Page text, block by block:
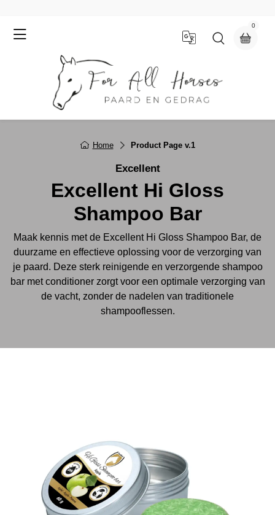
0
Home Product Page v.1
Excellent
Excellent Hi Gloss
Shampoo Bar
Maak kennis met de Excellent Hi Gloss Shampoo Bar, de
duurzame en effectieve oplossing voor de verzorging van
je paard. Deze sterk reinigende en verzorgende shampoo
bar met conditioner zorgt voor een optimale verzorging van
de vacht, zonder de nadelen van traditionele
shampooflessen.